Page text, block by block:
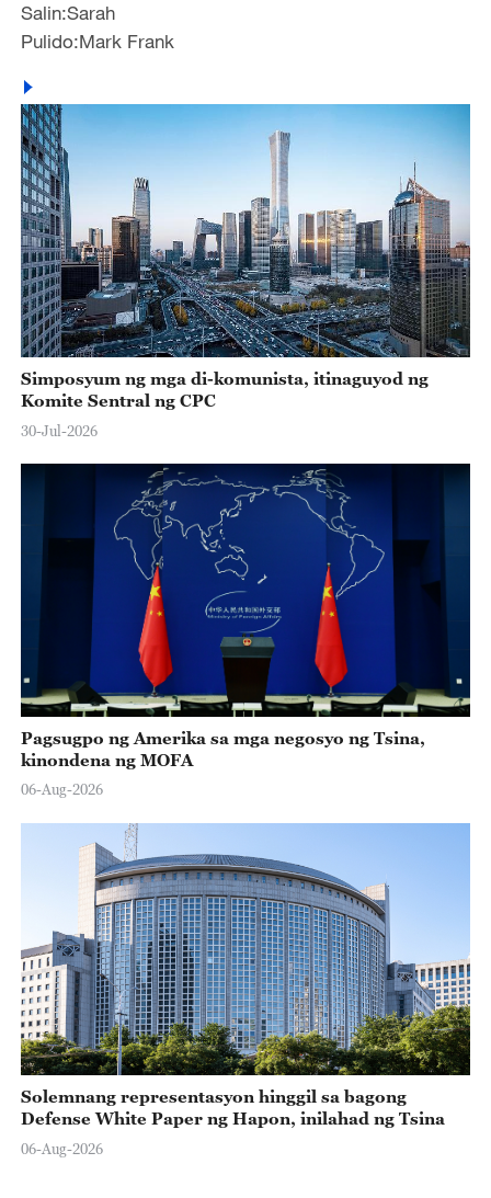
Salin:Sarah
Pulido:Mark Frank
Simposyum ng mga di-komunista, itinaguyod ng
Komite Sentral ng CPC
30-Jul-2026
Pagsugpo ng Amerika sa mga negosyo ng Tsina,
kinondena ng MOFA
06-Aug-2026
Solemnang representasyon hinggil sa bagong
Defense White Paper ng Hapon, inilahad ng Tsina
06-Aug-2026